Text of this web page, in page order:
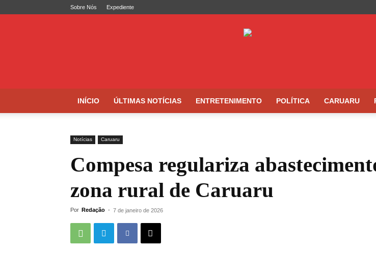
Sobre Nós Expediente
INÍCIO ÚLTIMAS NOTÍCIAS ENTRETENIMENTO POLÍTICA CARUARU
Notícias Caruaru
Compesa regulariza
zona rural de Caruaru
Por Redação - 7 de janeiro de 2026